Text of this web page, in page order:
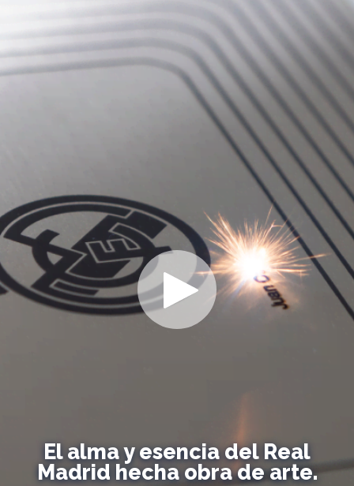
El alma y esencia del Real
Madrid hecha obra de arte.